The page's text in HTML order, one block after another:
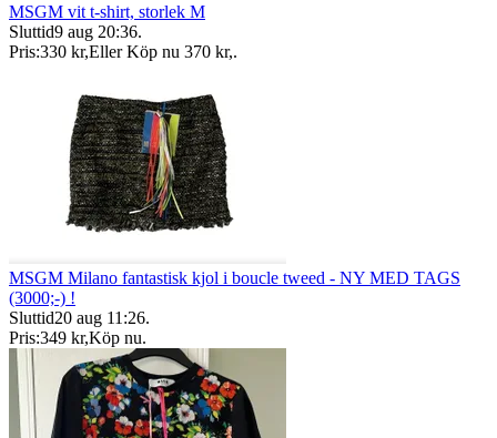
MSGM vit t-shirt, storlek M
Sluttid9 aug 20:36.
Pris:330 kr,Eller Köp nu 370 kr,.
MSGM Milano fantastisk kjol i boucle tweed - NY MED TAGS
(3000;-) !
Sluttid20 aug 11:26.
Pris:349 kr,Köp nu.